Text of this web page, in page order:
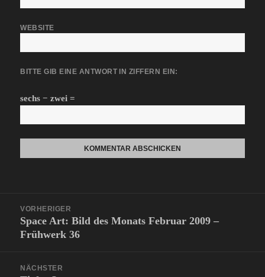
WEBSITE
BITTE GIB EINE ANTWORT IN ZIFFERN EIN:
sechs − zwei =
VORHERIGER
Vorheriger
Beitrag:
Space Art: Bild des Monats Februar 2009 –
Frühwerk 36
NÄCHSTER